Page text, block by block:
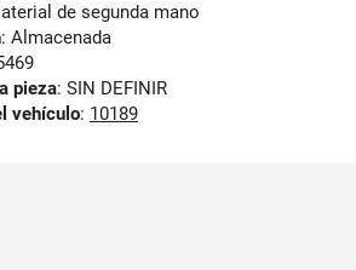
de segunda mano
: Almacenada
pieza: SIN DEFINIR
vehículo: 10189